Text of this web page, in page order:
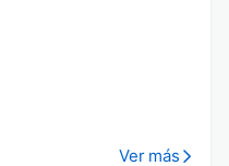
Ver más